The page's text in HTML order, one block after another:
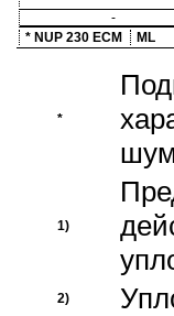
-
* NUP 230 ECM
ML
*
1)
2)